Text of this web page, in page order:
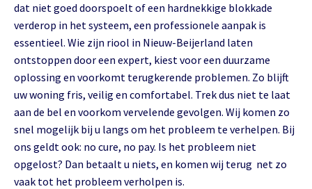
dat niet goed doorspoelt of een hardnekkige blokkade
verderop in het systeem, een professionele aanpak is
essentieel. Wie zijn riool in Nieuw-Beijerland laten
ontstoppen door een expert, kiest voor een duurzame
oplossing en voorkomt terugkerende problemen. Zo blijft
uw woning fris, veilig en comfortabel. Trek dus niet te laat
aan de bel en voorkom vervelende gevolgen. Wij komen zo
snel mogelijk bij u langs om het probleem te verhelpen. Bij
ons geldt ook: no cure, no pay. Is het probleem niet
opgelost? Dan betaalt u niets, en komen wij terug net zo
vaak tot het probleem verholpen is.